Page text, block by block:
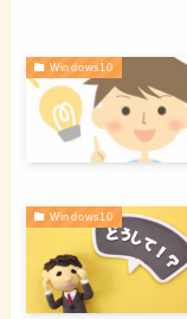
Windows10
Windows10